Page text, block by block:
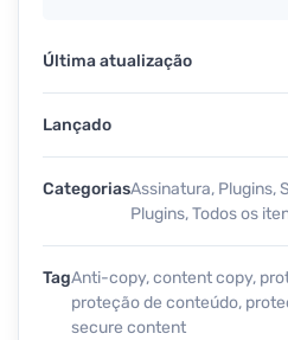
Última atualização
Lançado
CategoriasAssinatura, Plugins,
Plugins,Todos os
TagAnti-copy,content copy,
proteção de conteúdo,
secure content